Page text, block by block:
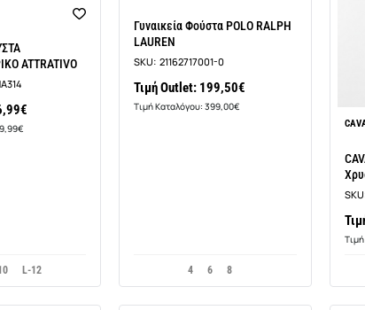
ATTRATIVO
L-12
Γυναικεία Φούστα POLO RALPH
LAUREN
SKU: 21162717001-0
Τιμή Outlet: 199,50€
Τιμή Καταλόγου: 399,00€
4 6 8